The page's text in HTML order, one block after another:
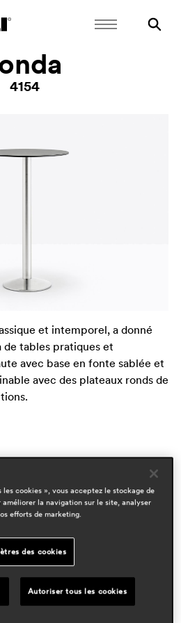
4154
et intemporel, a donné
de tables pratiques et
avec base en fonte sablée et
avec des plateaux ronds de
cookies », vous acceptez le stockage de
la navigation sur le site, analyser
efforts de marketing.
des cookies
Autoriser tous les cookies